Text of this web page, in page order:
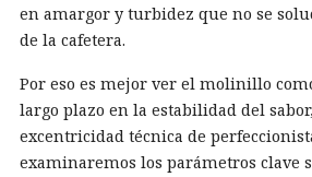
en amargor y turbidez que no se
de la cafetera.
Por eso es mejor ver el molinillo
largo plazo en la estabilidad del
excentricidad técnica de
examinaremos los parámetros clave